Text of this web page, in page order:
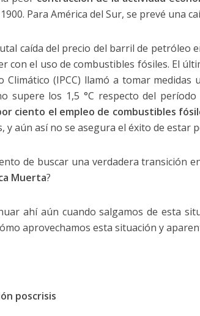
Para América del Sur, se prevé una
caída del precio del barril de petróleo
con el uso de combustibles fósiles. El
Climático (IPCC) llamó a tomar
supere los 1,5 °C respecto del
ciento el empleo de combustibles
y aún así no se asegura el éxito de estar
de buscar una verdadera transición
Muerta?
ahí aún cuando salgamos de esta
aprovechamos esta situación y
poscrisis